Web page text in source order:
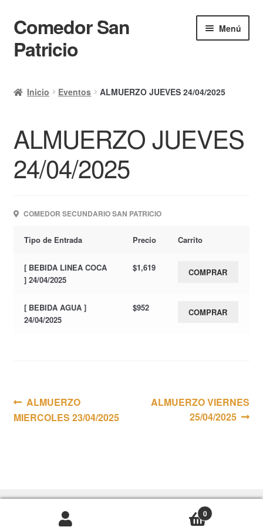
Ir
a
la
Ir
al
contenido
Comedor San
Patricio
Menú
Calendario
Mi cuenta
Ayuda Rapida
Finalizar compra
Inicio Eventos ALMUERZO JUEVES 24/04/2025
ALMUERZO JUEVES
24/04/2025
COMEDOR SECUNDARIO SAN PATRICIO
Tipo de Entrada Precio Carrito
[ BEBIDA LINEA COCA
] 24/04/2025
$1,619 COMPRAR
[ BEBIDA AGUA ]
24/04/2025
$952 COMPRAR
Navegación
de
Anterior:
ALMUERZO
MIERCOLES 23/04/2025
Siguiente:
ALMUERZO VIERNES
25/04/2025
0